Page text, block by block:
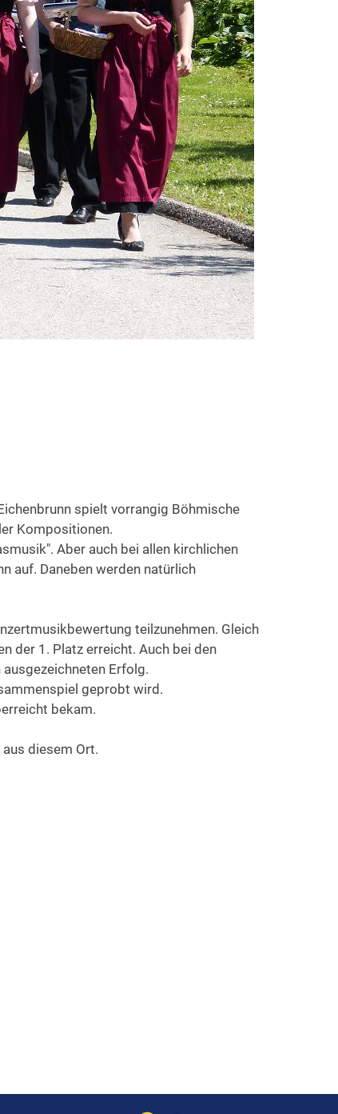
spielt vorrangig Böhmische
Kompositionen.
Aber auch bei allen kirchlichen
auf. Daneben werden natürlich
teilzunehmen. Gleich
der 1. Platz erreicht. Auch bei den
Erfolg.
geprobt wird.
bekam.
diesem Ort.